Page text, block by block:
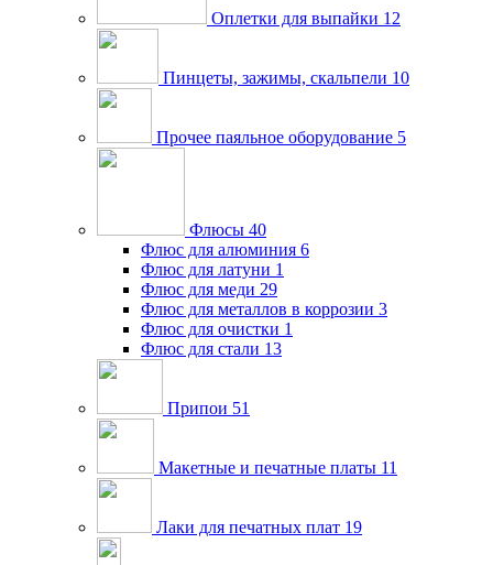
Оплетки для выпайки 12
Пинцеты, зажимы, скальпели 10
Прочее паяльное оборудование 5
Флюсы 40
Флюс для алюминия 6
Флюс для латуни 1
Флюс для меди 29
Флюс для металлов в коррозии 3
Флюс для очистки 1
Флюс для стали 13
Припои 51
Макетные и печатные платы 11
Лаки для печатных плат 19